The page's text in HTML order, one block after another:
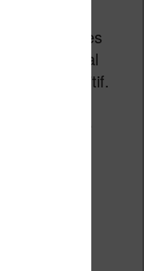
ces liseuses
Sony Digital
prohibitif.
été
qui tourne
de raison
plus
qu’il y a